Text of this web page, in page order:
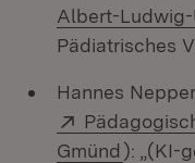
Albert-
Pädiatrisches
Hannes
Extern:
Gmünd (Öffnet
): „(KI-